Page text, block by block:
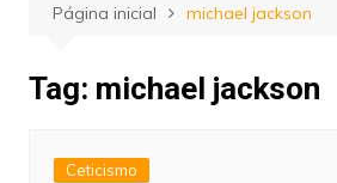
Página inicial michael jackson
Tag: michael jackson
Ceticismo